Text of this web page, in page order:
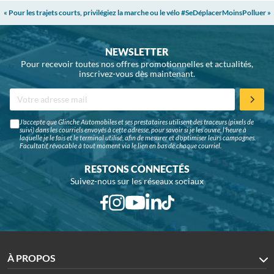
« Pour les trajets courts, privilégiez la marche ou le vélo #SeDéplacerMoinsPolluer »
NEWSLETTER
Pour recevoir toutes nos offres promotionnelles et actualités,
inscrivez-vous dès maintenant.
J'accepte que Glinche Automobiles et ses prestataires utilisent des traceurs (pixels de
suivi) dans les courriels envoyés à cette adresse, pour savoir si je les ouvre, l'heure à
laquelle je le fais et le terminal utilisé, afin de mesurer et d'optimiser leurs campagnes.
Facultatif, révocable à tout moment via le lien en bas de chaque courriel.
RESTONS CONNECTÉS
Suivez-nous sur les réseaux sociaux
À PROPOS